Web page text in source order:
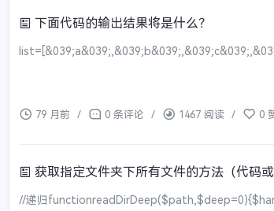
下面代码的输出结果将是什么？
79 月前 / 0 条评论 / 1467 阅读 / 0
获取指定文件夹下所有文件的方法（代码或
//递归